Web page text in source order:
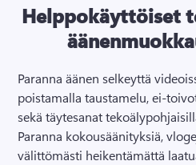
Helppokäyttöiset
Paranna äänen selkeyttä
poistamalla taustamelu, ei-
Paranna kokousäänityksiä,
välittömästi heikentämättä